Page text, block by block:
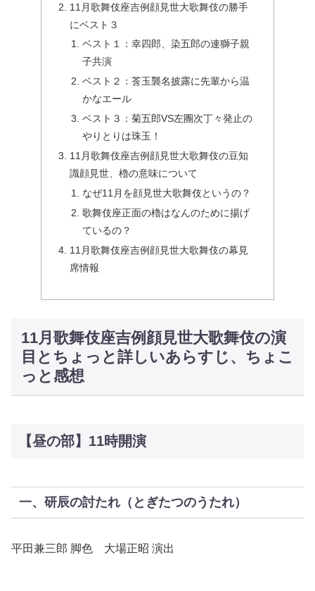
11月歌舞伎座吉例顔見世大歌舞伎の勝手
にベスト３
ベスト１：幸四郎、染五郎の連獅子親
子共演
ベスト２：莟玉襲名披露に先輩から温
かなエール
ベスト３：菊五郎VS左團次丁々発止の
やりとりは珠玉！
11月歌舞伎座吉例顔見世大歌舞伎の豆知
識顔見世、櫓の意味について
なぜ11月を顔見世大歌舞伎というの？
歌舞伎座正面の櫓はなんのために揚げ
ているの？
11月歌舞伎座吉例顔見世大歌舞伎の幕見
席情報
11月歌舞伎座吉例顔見世大歌舞伎の演
目とちょっと詳しいあらすじ、ちょこ
っと感想
【昼の部】11時開演
一、研辰の討たれ（とぎたつのうたれ）
平田兼三郎 脚色 大場正昭 演出